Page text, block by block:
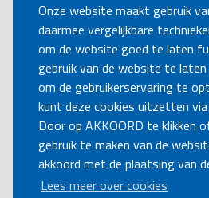
Onze website maakt gebruik
daarmee vergelijkbare
om de website goed te laten
gebruik van de website te laten
om de gebruikerservaring te
kunt deze cookies uitzetten
Door op AKKOORD te klikken
gebruik te maken van de
akkoord met de plaatsing van
Lees meer over cookies